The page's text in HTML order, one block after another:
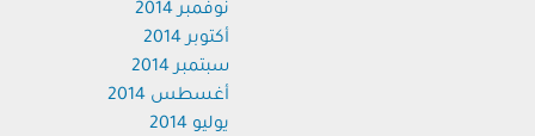
نوفمبر 2014
أكتوبر 2014
سبتمبر 2014
أغسطس 2014
يوليو 2014